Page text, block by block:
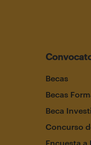
Becas
Becas
Beca
Concurso
Encuesta a